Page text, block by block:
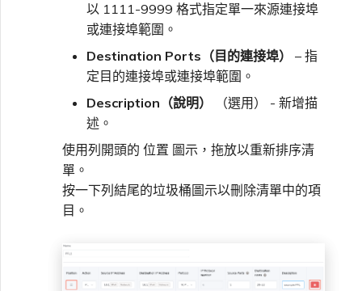
以 1111-9999 格式指定單一來源連接埠
或連接埠範圍。
Destination Ports（目的連接埠）
– 指
定目的連接埠或連接埠範圍。
Description（說明）
（選用） - 新增描
述。
使用列開頭的 位置 圖示，拖放以重新排序清
單。
按一下列結尾的垃圾桶圖示以刪除清單中的項
目。